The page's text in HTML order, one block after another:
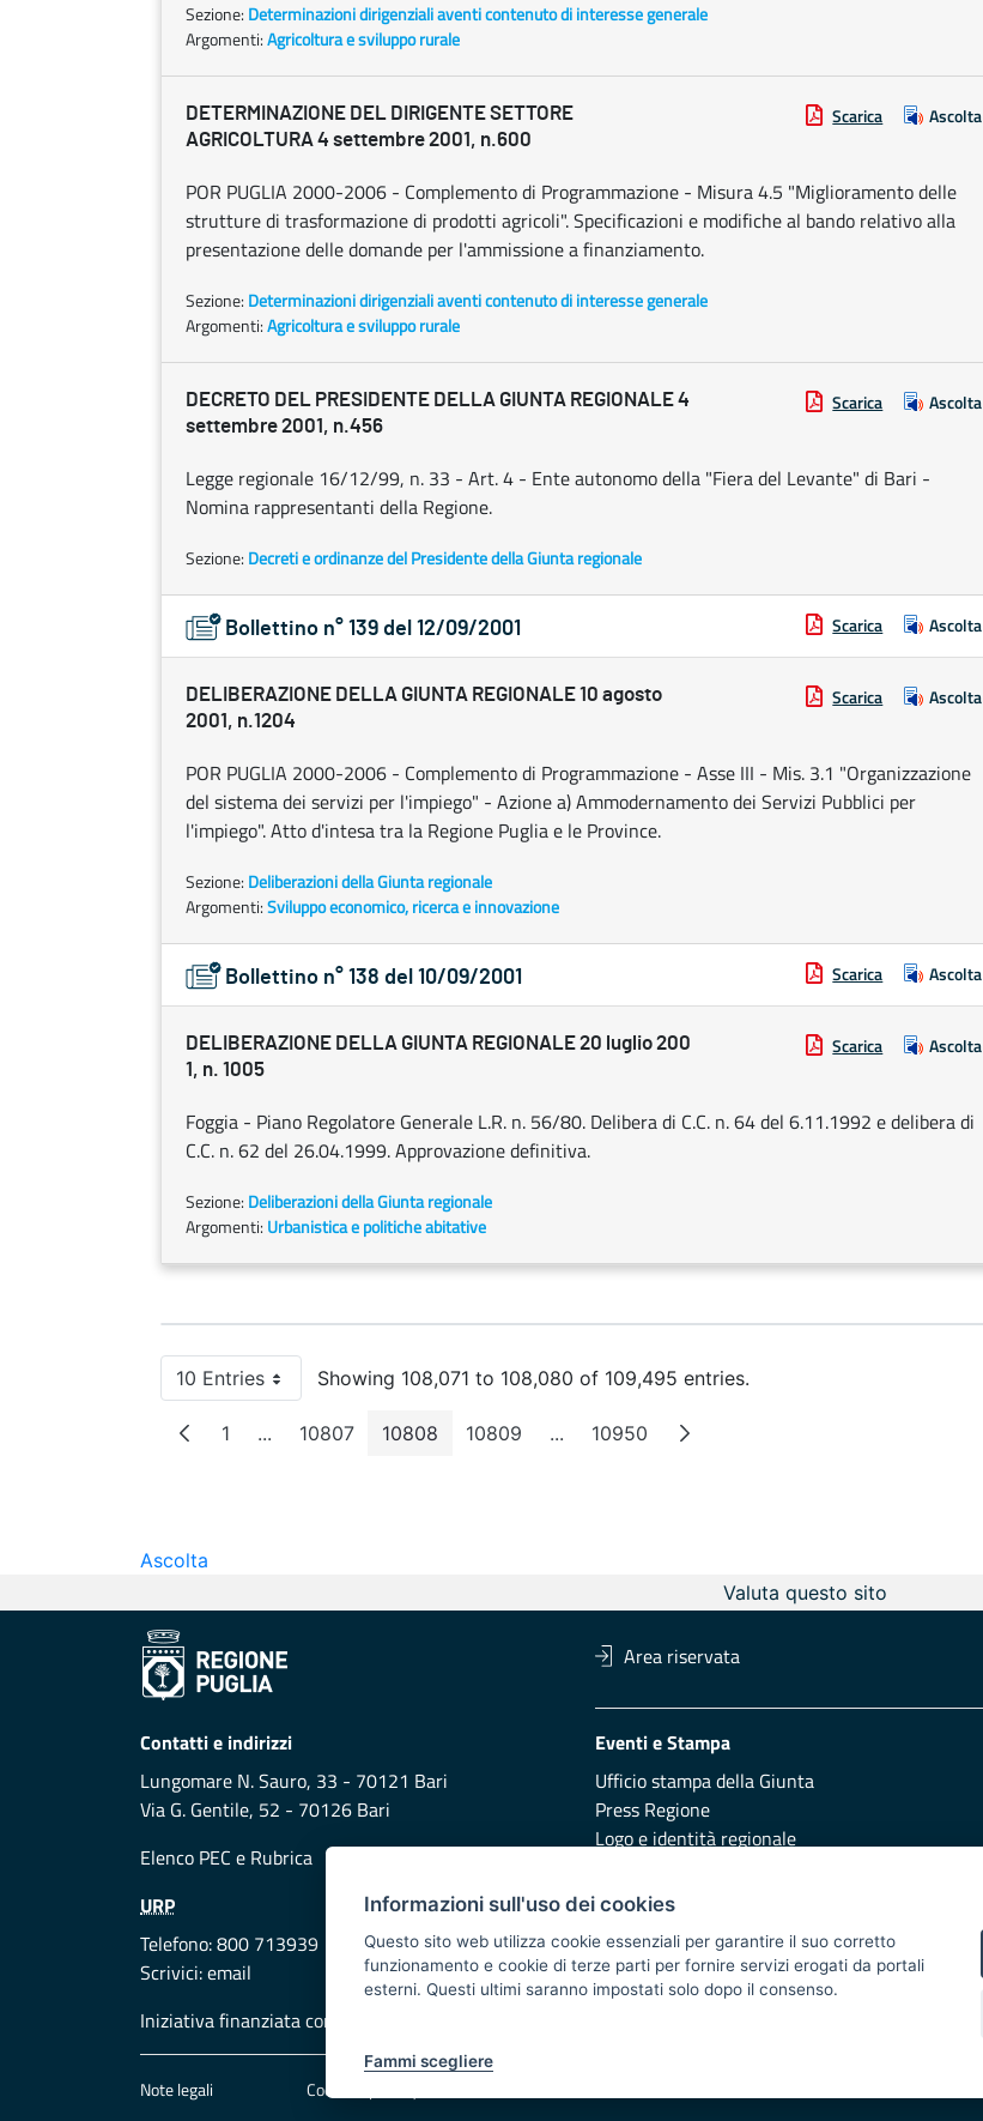
Sezione: Determinazioni dirigenziali aventi contenuto di interesse generale
Argomenti:Agricoltura e sviluppo rurale
DETERMINAZIONE DEL DIRIGENTE SETTORE
AGRICOLTURA 4 settembre 2001, n.600
Scarica Ascolta
POR PUGLIA 2000-2006 - Complemento di Programmazione - Misura 4.5 "Miglioramento delle
strutture di trasformazione di prodotti agricoli". Specificazioni e modifiche al bando relativo alla
presentazione delle domande per l'ammissione a finanziamento.
Sezione: Determinazioni dirigenziali aventi contenuto di interesse generale
Argomenti:Agricoltura e sviluppo rurale
DECRETO DEL PRESIDENTE DELLA GIUNTA REGIONALE 4
settembre 2001, n.456
Scarica Ascolta
Legge regionale 16/12/99, n. 33 - Art. 4 - Ente autonomo della "Fiera del Levante" di Bari -
Nomina rappresentanti della Regione.
Sezione: Decreti e ordinanze del Presidente della Giunta regionale
Bollettino n° 139 del 12/09/2001 Scarica Ascolta
DELIBERAZIONE DELLA GIUNTA REGIONALE 10 agosto
2001, n.1204
Scarica Ascolta
POR PUGLIA 2000-2006 - Complemento di Programmazione - Asse III - Mis. 3.1 "Organizzazione
del sistema dei servizi per l'impiego" - Azione a) Ammodernamento dei Servizi Pubblici per
l'impiego". Atto d'intesa tra la Regione Puglia e le Province.
Sezione: Deliberazioni della Giunta regionale
Argomenti:Sviluppo economico, ricerca e innovazione
Bollettino n° 138 del 10/09/2001 Scarica Ascolta
DELIBERAZIONE DELLA GIUNTA REGIONALE 20 luglio 200
1, n. 1005
Scarica Ascolta
Foggia - Piano Regolatore Generale L.R. n. 56/80. Delibera di C.C. n. 64 del 6.11.1992 e delibera di
C.C. n. 62 del 26.04.1999. Approvazione definitiva.
Sezione: Deliberazioni della Giunta regionale
Argomenti: Urbanistica e politiche abitative
10 EntriesPer Page Showing 108,071 to 108,080 of 109,495 entries.
Page
1 ...Intermediate Pages
Page
10807 Page
10808 Page
10809 ...Intermediate Pages
Page
10950
Ascolta
Valuta questo sito
Area riservata
Contatti e indirizzi
Lungomare N. Sauro, 33 - 70121 Bari
Via G. Gentile, 52 - 70126 Bari
Elenco PEC e Rubrica
Eventi e Stampa
Ufficio stampa della Giunta
Press Regione
Logo e identità regionale
URP
Telefono: 800 713939
Scrivici:email
Redazione
Presentazione
Responsabili di pubblicazione
Iniziativa finanziata con risorse del POR Puglia 2014/2020 - Asse XI
Note legali Cookie e privacy
Informazioni sull'uso dei cookies
Questo sito web utilizza cookie essenziali per garantire il suo corretto
funzionamento e cookie di terze parti per fornire servizi erogati da portali
esterni. Questi ultimi saranno impostati solo dopo il consenso.
Fammi scegliere